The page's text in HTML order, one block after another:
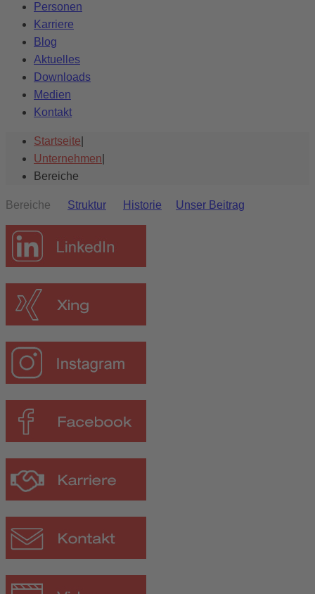
Personen
Karriere
Blog
Aktuelles
Downloads
Medien
Kontakt
Startseite
Unternehmen
Bereiche
Bereiche Struktur Historie Unser Beitrag